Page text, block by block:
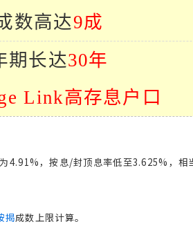
数高达9成
期 长达30年
Link高存息户口
4.91%，按息/封顶息率低至3.625%，相
揭成数上限计算。